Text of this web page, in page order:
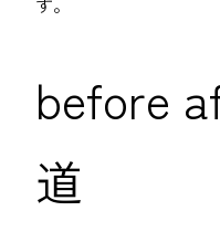
before
道